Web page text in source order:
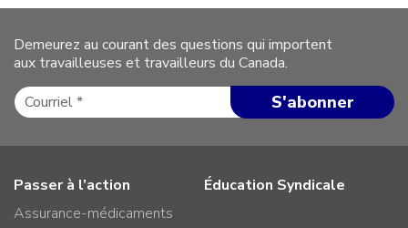
Demeurez au courant des questions qui importent
aux travailleuses et travailleurs du Canada.
Passer à l’action
Assurance-médicaments
Éducation Syndicale